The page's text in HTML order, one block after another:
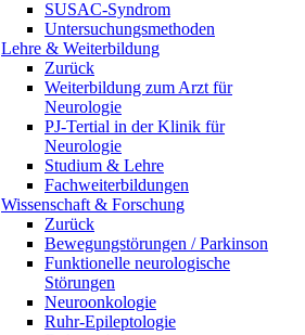
SUSAC-Syndrom
Untersuchungsmethoden
Lehre & Weiterbildung
Zurück
Weiterbildung zum Arzt für
Neurologie
PJ-Tertial in der Klinik für
Neurologie
Studium & Lehre
Fachweiterbildungen
Wissenschaft & Forschung
Zurück
Bewegungstörungen / Parkinson
Funktionelle neurologische
Störungen
Neuroonkologie
Ruhr-Epileptologie